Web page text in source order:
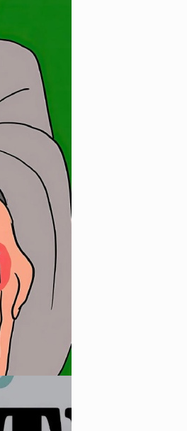
2023-01-30 11:18:04
有个性的超级好看的手机壁纸 2023最
行潮图皮肤合集
2023-12-22 16:27:05
年龙年火爆朋友圈吉祥壁纸 龙年大